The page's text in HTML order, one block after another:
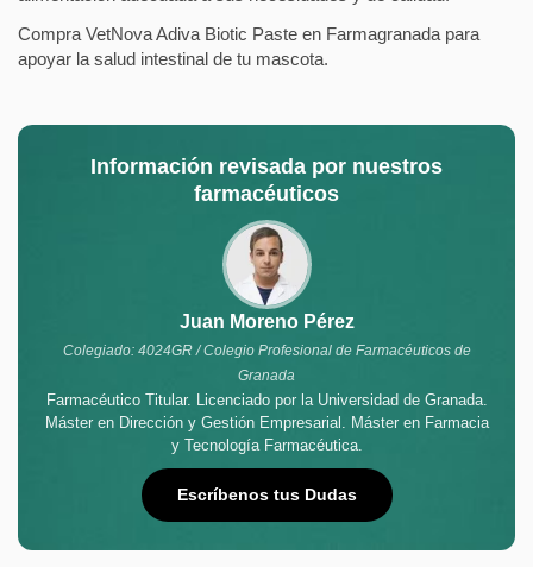
Compra VetNova Adiva Biotic Paste en Farmagranada para
apoyar la salud intestinal de tu mascota.
Información revisada por nuestros
farmacéuticos
Juan Moreno Pérez
Colegiado: 4024GR / Colegio Profesional de Farmacéuticos de
Granada
Farmacéutico Titular. Licenciado por la Universidad de Granada.
Máster en Dirección y Gestión Empresarial. Máster en Farmacia
y Tecnología Farmacéutica.
Escríbenos tus Dudas